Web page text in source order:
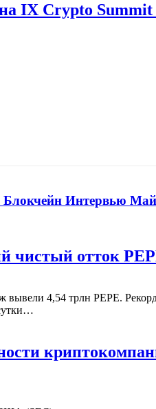
IX Crypto
Блокчейн Интервью
отток
вывели 4,54 трлн PEPE.
…